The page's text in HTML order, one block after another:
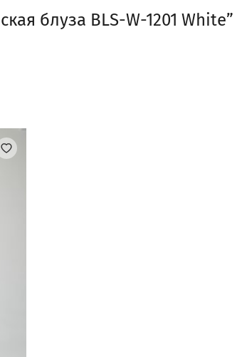
блуза BLS-W-1201 White”